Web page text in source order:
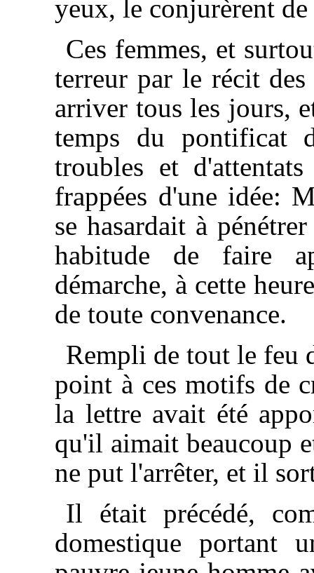
yeux, le conjurèrent de
Ces femmes, et
terreur par le récit
arriver tous les jours,
temps du pontificat
troubles et
frappées d'une idée:
se hasardait à
habitude de faire
démarche, à cette
de toute convenance.
Rempli de tout le feu
point à ces motifs de
la lettre avait été
qu'il aimait beaucoup
ne put l'arrêter, et il
Il était précédé,
domestique portant